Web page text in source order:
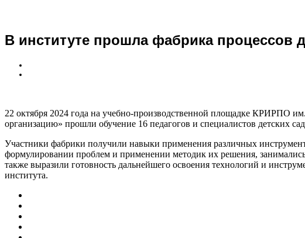
В институте прошла фабрика процессов
22 октября 2024 года на учебно-производственной площадке КРИРПО
организацию» прошли обучение 16 педагогов и специалистов детских
Участники фабрики получили навыки применения различных
формулировании проблем и применении методик их решения,
также выразили готовность дальнейшего освоения технологий и
института.